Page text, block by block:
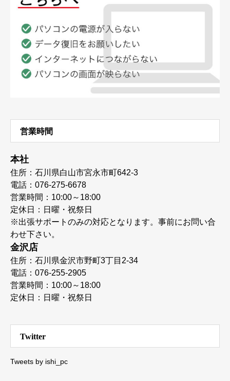
営業時間
本社
住所：石川県白山市宮永市町642-3
電話：076-275-6678
営業時間：10:00～18:00
定休日：日曜・祝祭日
※出張サポートのみの対応となります。事前にお問い合
わせ下さい。
金沢店
住所：石川県金沢市野町3丁目2-34
電話：076-255-2905
営業時間：10:00～18:00
定休日：日曜・祝祭日
Twitter
Tweets by ishi_pc